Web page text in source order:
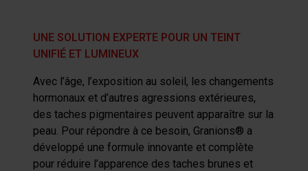
UNE SOLUTION EXPERTE POUR UN TEINT
UNIFIÉ ET LUMINEUX
Avec l’âge, l’exposition au soleil, les changements
hormonaux et d’autres agressions extérieures,
des taches pigmentaires peuvent apparaître sur la
peau. Pour répondre à ce besoin, Granions® a
développé une formule innovante et complète
pour réduire l’apparence des taches brunes et